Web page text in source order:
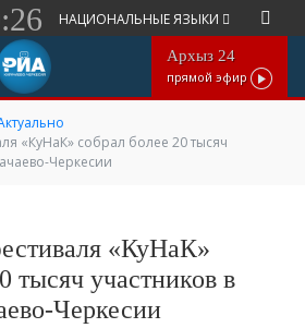
НАЦИОНАЛЬНЫЕ ЯЗЫКИ
Архыз 24
прямой эфир
«КуНаК» собрал более 20 тысяч
Черкесии
«КуНаК»
тысяч участников в
Черкесии